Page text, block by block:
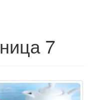
7